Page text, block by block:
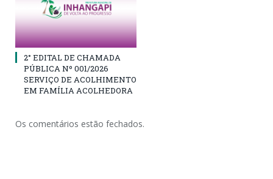
2° EDITAL DE CHAMADA
PÚBLICA Nº 001/2026
SERVIÇO DE ACOLHIMENTO
EM FAMÍLIA ACOLHEDORA
Os comentários estão fechados.